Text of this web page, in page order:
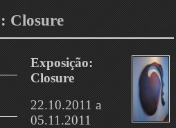
Closure
Exposição:
Closure
22.10.2011 a
05.11.2011